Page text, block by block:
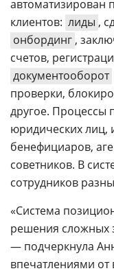
автоматизирован
клиентов: лиды ,
онбординг ,
счетов,
документооборот
проверки,
другое. Процессы
юридических лиц,
бенефициаров,
советников. В
сотрудников
«Система
решения сложных
— подчеркнула
впечатлениями от